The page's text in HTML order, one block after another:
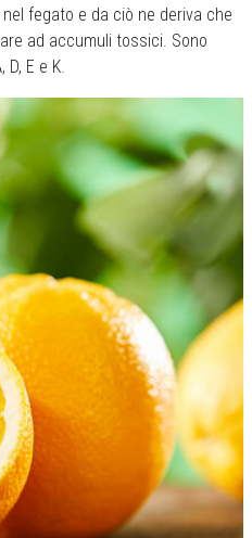
fegato e da ciò ne deriva che
ad accumuli tossici. Sono
E e K.